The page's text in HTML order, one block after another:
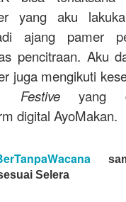
yang aku
ajang pamer
pencitraan. Aku
juga mengikuti
Festiveyang
digital AyoMakan.
Selera